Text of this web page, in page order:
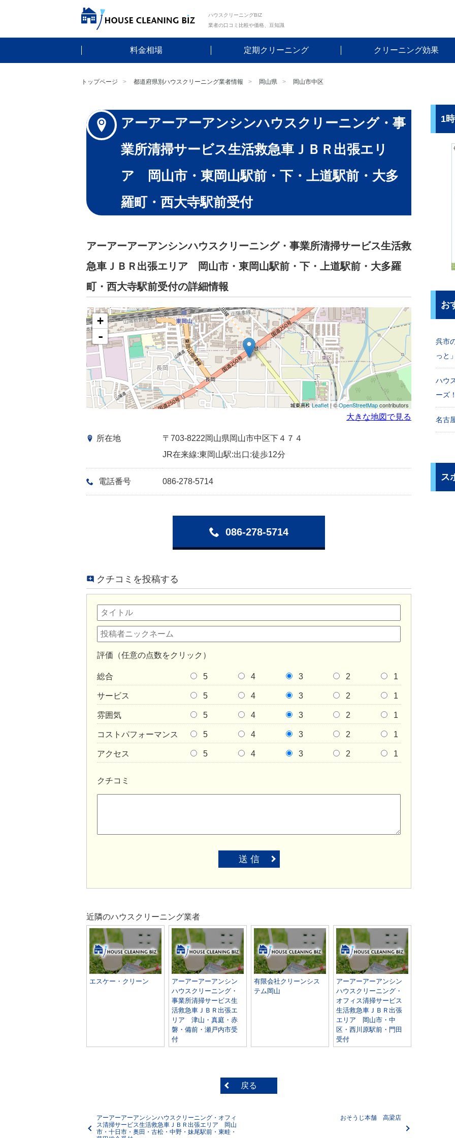
ハウスクリーニングBIZ
業者の口コミ比較や価格、豆知識
料金相場 定期クリーニング クリーニング効果
トップページ 都道府県別ハウスクリーニング業者情報 岡山県 岡山市中区
アーアーアーアンシンハウスクリーニング・事
業所清掃サービス生活救急車ＪＢＲ出張エリ
ア 岡山市・東岡山駅前・下・上道駅前・大多
羅町・西大寺駅前受付
アーアーアーアンシンハウスクリーニング・事業所清掃サービス生活救
急車ＪＢＲ出張エリア 岡山市・東岡山駅前・下・上道駅前・大多羅
町・西大寺駅前受付の詳細情報
+
-
Leaflet | ©OpenStreetMapcontributors
大きな地図で見る
所在地
〒703-8222岡山県岡山市中区下４７４
JR在来線:東岡山駅:出口:徒歩12分
電話番号 086-278-5714
086-278-5714
クチコミを投稿する
評価（任意の点数をクリック）
総合 5 4 3 2 1
サービス 5 4 3 2 1
雰囲気 5 4 3 2 1
コストパフォーマンス 5 4 3 2 1
アクセス 5 4 3 2 1
クチコミ
送 信
近隣のハウスクリーニング業者
エスケー・クリーン
アーアーアーアンシン
ハウスクリーニング・
事業所清掃サービス生
活救急車ＪＢＲ出張エ
リア 津山・真庭・赤
磐・備前・瀬戸内市受
付
有限会社クリーンシス
テム岡山
アーアーアーアンシン
ハウスクリーニング・
オフィス清掃サービス
生活救急車ＪＢＲ出張
エリア 岡山市・中
区・西川原駅前・門田
受付
戻る
アーアーアーアンシンハウスクリーニング・オフィ
ス清掃サービス生活救急車ＪＢＲ出張エリア 岡山
市・十日市・奥田・古松・中野・妹尾駅前・東畦・
おそうじ本舗 高梁店
1
お
呉市
っと」
ハウ
ーズ！
名古
ス